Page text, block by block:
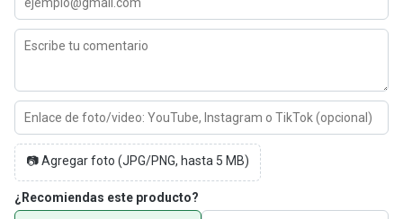
📷 Agregar foto (JPG/PNG, hasta 5 MB)
¿Recomiendas este producto?